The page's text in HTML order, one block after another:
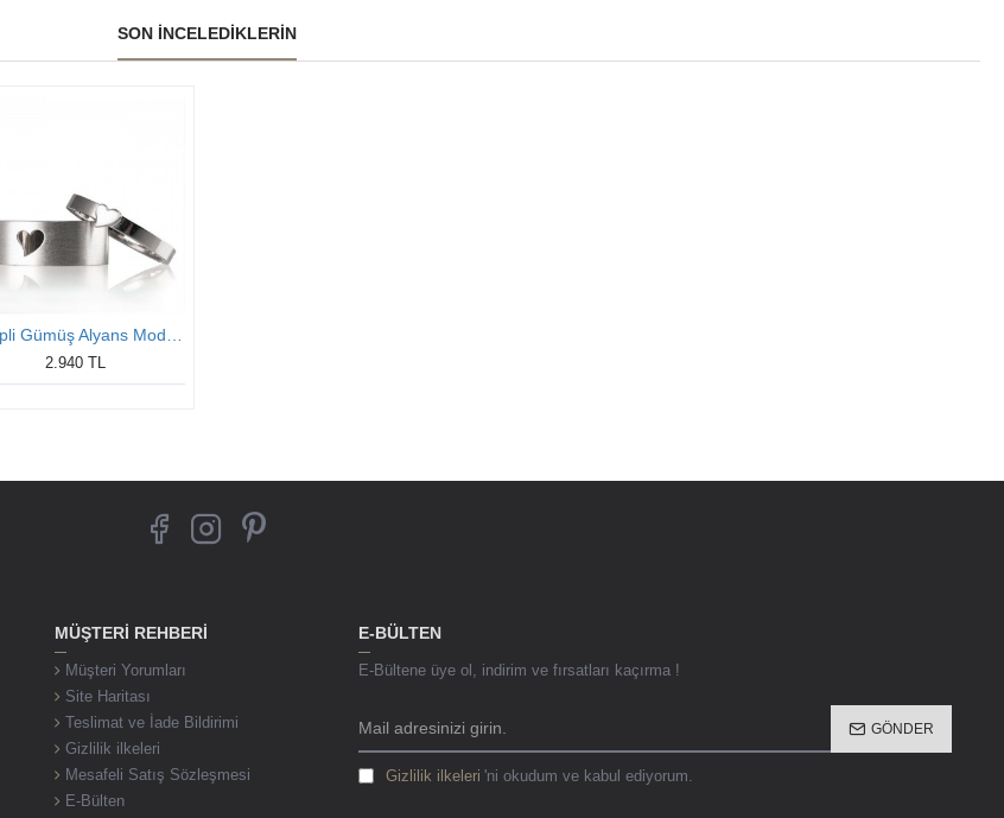
SON İNCELEDIKLERIN
2.940 TL
MÜŞTERI REHBERI
Müşteri Yorumları
Site Haritası
Teslimat ve İade Bildirimi
Gizlilik ilkeleri
Mesafeli Satış Sözleşmesi
E-Bülten
E-BÜLTEN
E-Bültene üye ol, indirim ve fırsatları kaçırma !
GÖNDER
Gizlilik ilkeleri 'ni okudum ve kabul ediyorum.